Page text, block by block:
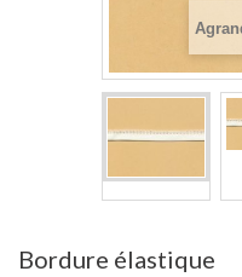
Bordure élastique